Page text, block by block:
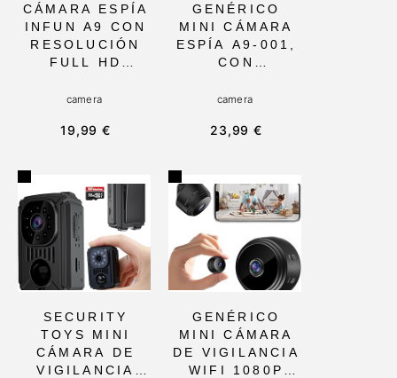
CÁMARA ESPÍA
INFUN A9 CON
RESOLUCIÓN
FULL HD
DETECCIÓN DE
LENTE ULTRA
PARA
VIGILANCIA
INTERIOR VÍA
WIFI 2.4G
IDEAL PARA
CASA O
OFICINA
camera
19,99 €
GENÉRICO
MINI CÁMARA
ESPÍA A9-001,
CON
1080P Y
MOVIMIENTO,
RESISTENTE A
CLIMAS
ADVERSOS,
IDEAL PARA
SEGURIDAD
INTERIOR Y
EXTERIOR
camera
23,99 €
SECURITY
TOYS MINI
CÁMARA DE
VIGILANCIA
GENÉRICO
MINI CÁMARA
DE VIGILANCIA
WIFI 1080P